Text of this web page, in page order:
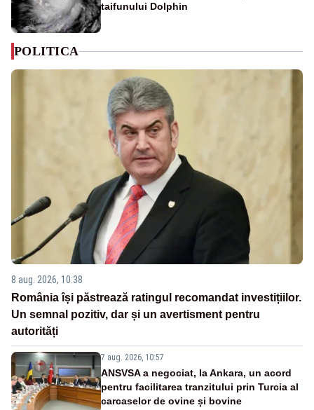
taifunului Dolphin
POLITICA
8 aug. 2026, 10:38
România își păstrează ratingul recomandat investițiilor.
Un semnal pozitiv, dar și un avertisment pentru
autorități
7 aug. 2026, 10:57
ANSVSA a negociat, la Ankara, un acord
pentru facilitarea tranzitului prin Turcia al
carcaselor de ovine și bovine